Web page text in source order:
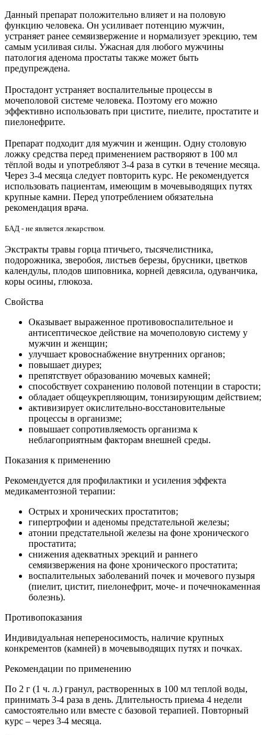
Данный препарат положительно влияет и на половую
функцию человека. Он усиливает потенцию мужчин,
устраняет ранее семяизвержение и нормализует эрекцию, тем
самым усиливая силы. Ужасная для любого мужчины
патология аденома простаты также может быть
предупреждена.
Простадонт устраняет воспалительные процессы в
мочеполовой системе человека. Поэтому его можно
эффективно использовать при цистите, пиелите, простатите и
пиелонефрите.
Препарат подходит для мужчин и женщин. Одну столовую
ложку средства перед применением растворяют в 100 мл
тёплой воды и употребляют 3-4 раза в сутки в течение месяца.
Через 3-4 месяца следует повторить курс. Не рекомендуется
использовать пациентам, имеющим в мочевыводящих путях
крупные камни. Перед употреблением обязательна
рекомендация врача.
БАД - не является лекарством.
Экстракты травы горца птичьего, тысячелистника,
подорожника, зверобоя, листьев березы, брусники, цветков
календулы, плодов шиповника, корней девясила, одуванчика,
коры осины, глюкоза.
Свойства
Оказывает выраженное противовоспалительное и
антисептическое действие на мочеполовую систему у
мужчин и женщин;
улучшает кровоснабжение внутренних органов;
повышает диурез;
препятствует образованию мочевых камней;
способствует сохранению половой потенции в старости;
обладает общеукрепляющим, тонизирующим действием;
активизирует окислительно-восстановительные
процессы в организме;
повышает сопротивляемость организма к
неблагоприятным факторам внешней среды.
Показания к применению
Рекомендуется для профилактики и усиления эффекта
медикаментозной терапии:
Острых и хронических простатитов;
гипертрофии и аденомы предстательной железы;
атонии предстательной железы на фоне хронического
простатита;
снижения адекватных эрекций и раннего
семяизвержения на фоне хронического простатита;
воспалительных заболеваний почек и мочевого пузыря
(пиелит, цистит, пиелонефрит, моче- и почечнокаменная
болезнь).
Противопоказания
Индивидуальная непереносимость, наличие крупных
конкрементов (камней) в мочевыводящих путях и почках.
Рекомендации по применению
По 2 г (1 ч. л.) гранул, растворенных в 100 мл теплой воды,
принимать 3-4 раза в день. Длительность приема 4 недели
самостоятельно или вместе с базовой терапией. Повторный
курс – через 3-4 месяца.